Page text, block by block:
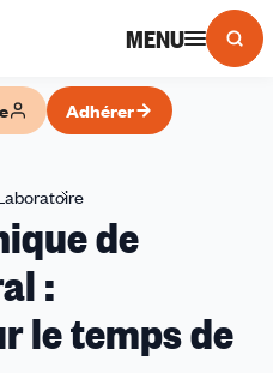
MENU
Adhérer
technique
central
:
de
:
le temps de